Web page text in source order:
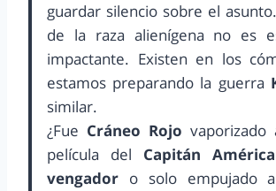
guardar silencio sobre el
de la raza alienígena no es
impactante. Existen en los
estamos preparando la guerra
similar.
¿Fue Cráneo Rojo
película del Capitán
vengador o solo empujado